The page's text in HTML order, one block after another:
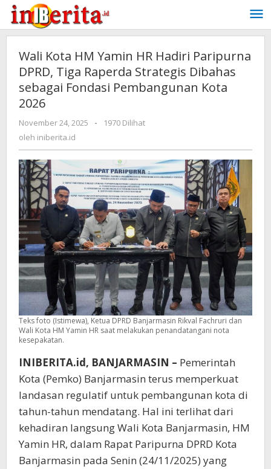
Lewati
konten
Wali Kota HM Yamin HR Hadiri Paripurna
DPRD, Tiga Raperda Strategis Dibahas
sebagai Fondasi Pembangunan Kota
2026
November 24, 2025
oleh
-
1970 Dilihat
oleh iniberita.id
Teks foto (Istimewa), Ketua DPRD Banjarmasin Rikval Fachruri dan
Wali Kota HM Yamin HR saat melakukan penandatangani nota
kesepakatan.
INIBERITA.id, BANJARMASIN – Pemerintah
Kota (Pemko) Banjarmasin terus memperkuat
landasan regulatif untuk pembangunan kota di
tahun-tahun mendatang. Hal ini terlihat dari
kehadiran langsung Wali Kota Banjarmasin, HM
Yamin HR, dalam Rapat Paripurna DPRD Kota
Banjarmasin pada Senin (24/11/2025) yang